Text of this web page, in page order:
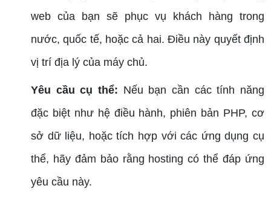
web của bạn sẽ phục vụ khách hàng trong
nước, quốc tế, hoặc cả hai. Điều này quyết định
vị trí địa lý của máy chủ.
Yêu cầu cụ thể: Nếu bạn cần các tính năng
đặc biệt như hệ điều hành, phiên bản PHP, cơ
sở dữ liệu, hoặc tích hợp với các ứng dụng cụ
thể, hãy đảm bảo rằng hosting có thể đáp ứng
yêu cầu này.